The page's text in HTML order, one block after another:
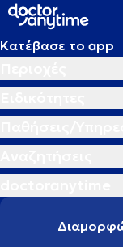
Κατέβασε το app